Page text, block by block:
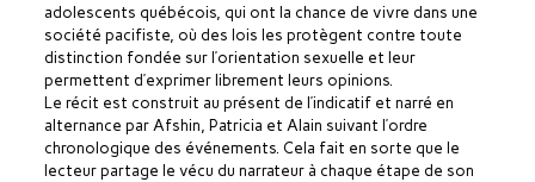
adolescents québécois, qui ont la chance de vivre dans une
société pacifiste, où des lois les protègent contre toute
distinction fondée sur l’orientation sexuelle et leur
permettent d’exprimer librement leurs opinions.
Le récit est construit au présent de l’indicatif et narré en
alternance par Afshin, Patricia et Alain suivant l’ordre
chronologique des événements. Cela fait en sorte que le
lecteur partage le vécu du narrateur à chaque étape de son